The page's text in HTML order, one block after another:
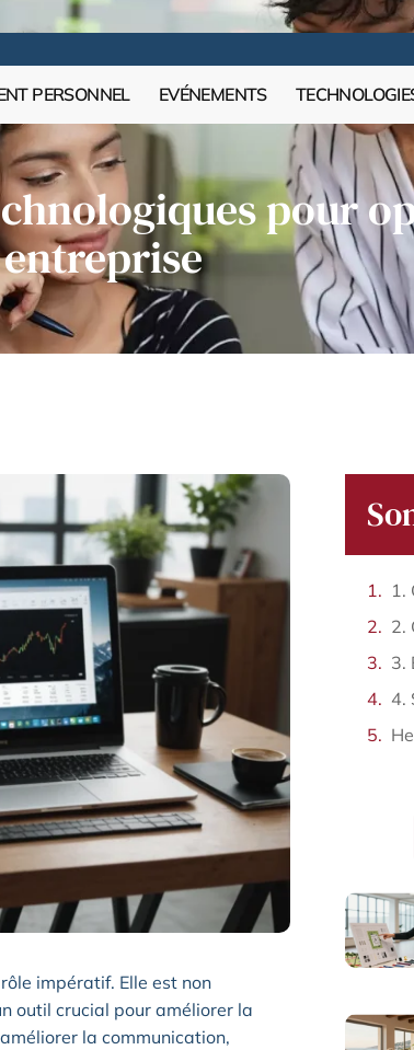
PERSONNEL EVÉNEMENTS
pour
entreprise
impératif. Elle est non
outil crucial pour améliorer la
la communication,
1.
3.
4.